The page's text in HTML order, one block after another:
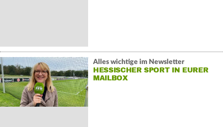
Alles wichtige im Newsletter
HESSISCHER SPORT IN EURER
MAILBOX